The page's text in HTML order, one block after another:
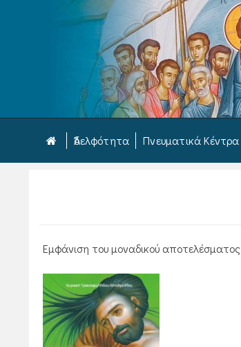
Ἀδελφότητα Πνευματικά Κέντρα
Εμφάνιση του μοναδικού αποτελέσματος